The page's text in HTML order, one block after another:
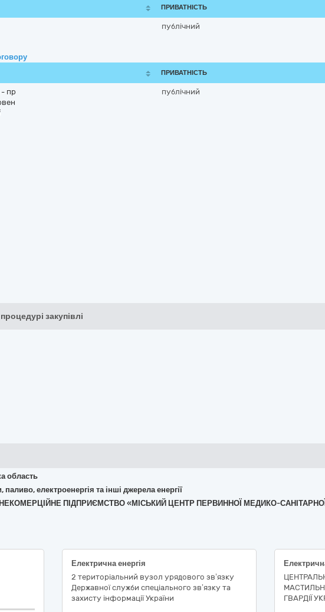
ПРИВАТНІСТЬ
публічний
ПРИВАТНІСТЬ
- пр
публічний
закупівлі
область
паливо, електроенергія та інші джерела енергії
НЕКОМЕРЦІЙНЕ ПІДПРИЄМСТВО «МІСЬКИЙ ЦЕНТР ПЕРВИННОЇ МЕДИКО-
Електрична енергія
2 територіальний вузол урядового зв’язку
Державної служби спеціального зв’язку та
захисту інформації України
ГВАРДІЇ